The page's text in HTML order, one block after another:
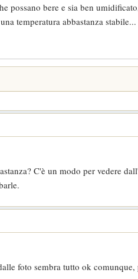
possano bere e sia ben
temperatura abbastanza
C'è un modo per vedere
foto sembra tutto ok